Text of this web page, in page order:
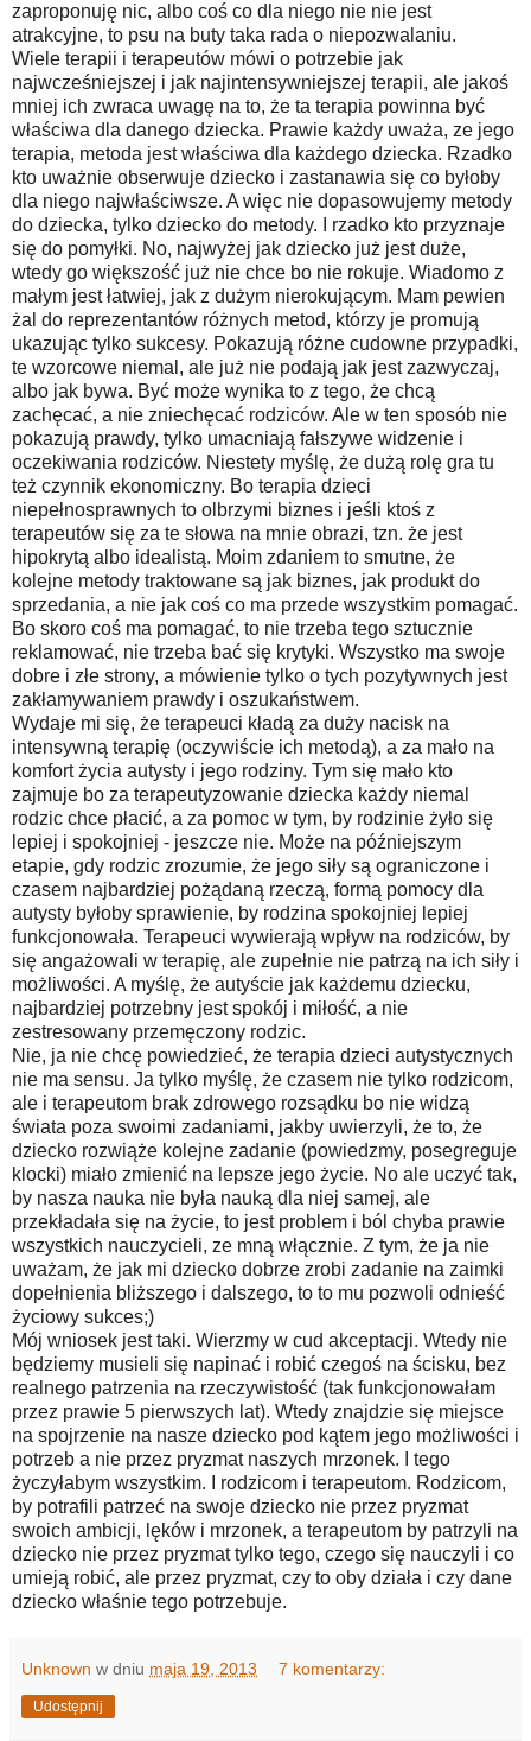
zaproponuję nic, albo coś co dla niego nie nie jest
atrakcyjne, to psu na buty taka rada o niepozwalaniu.
Wiele terapii i terapeutów mówi o potrzebie jak
najwcześniejszej i jak najintensywniejszej terapii, ale jakoś
mniej ich zwraca uwagę na to, że ta terapia powinna być
właściwa dla danego dziecka. Prawie każdy uważa, ze jego
terapia, metoda jest właściwa dla każdego dziecka. Rzadko
kto uważnie obserwuje dziecko i zastanawia się co byłoby
dla niego najwłaściwsze. A więc nie dopasowujemy metody
do dziecka, tylko dziecko do metody. I rzadko kto przyznaje
się do pomyłki. No, najwyżej jak dziecko już jest duże,
wtedy go większość już nie chce bo nie rokuje. Wiadomo z
małym jest łatwiej, jak z dużym nierokującym. Mam pewien
żal do reprezentantów różnych metod, którzy je promują
ukazując tylko sukcesy. Pokazują różne cudowne przypadki,
te wzorcowe niemal, ale już nie podają jak jest zazwyczaj,
albo jak bywa. Być może wynika to z tego, że chcą
zachęcać, a nie zniechęcać rodziców. Ale w ten sposób nie
pokazują prawdy, tylko umacniają fałszywe widzenie i
oczekiwania rodziców. Niestety myślę, że dużą rolę gra tu
też czynnik ekonomiczny. Bo terapia dzieci
niepełnosprawnych to olbrzymi biznes i jeśli ktoś z
terapeutów się za te słowa na mnie obrazi, tzn. że jest
hipokrytą albo idealistą. Moim zdaniem to smutne, że
kolejne metody traktowane są jak biznes, jak produkt do
sprzedania, a nie jak coś co ma przede wszystkim pomagać.
Bo skoro coś ma pomagać, to nie trzeba tego sztucznie
reklamować, nie trzeba bać się krytyki. Wszystko ma swoje
dobre i złe strony, a mówienie tylko o tych pozytywnych jest
zakłamywaniem prawdy i oszukaństwem.
Wydaje mi się, że terapeuci kładą za duży nacisk na
intensywną terapię (oczywiście ich metodą), a za mało na
komfort życia autysty i jego rodziny. Tym się mało kto
zajmuje bo za terapeutyzowanie dziecka każdy niemal
rodzic chce płacić, a za pomoc w tym, by rodzinie żyło się
lepiej i spokojniej - jeszcze nie. Może na późniejszym
etapie, gdy rodzic zrozumie, że jego siły są ograniczone i
czasem najbardziej pożądaną rzeczą, formą pomocy dla
autysty byłoby sprawienie, by rodzina spokojniej lepiej
funkcjonowała. Terapeuci wywierają wpływ na rodziców, by
się angażowali w terapię, ale zupełnie nie patrzą na ich siły i
możliwości. A myślę, że autyście jak każdemu dziecku,
najbardziej potrzebny jest spokój i miłość, a nie
zestresowany przemęczony rodzic.
Nie, ja nie chcę powiedzieć, że terapia dzieci autystycznych
nie ma sensu. Ja tylko myślę, że czasem nie tylko rodzicom,
ale i terapeutom brak zdrowego rozsądku bo nie widzą
świata poza swoimi zadaniami, jakby uwierzyli, że to, że
dziecko rozwiąże kolejne zadanie (powiedzmy, posegreguje
klocki) miało zmienić na lepsze jego życie. No ale uczyć tak,
by nasza nauka nie była nauką dla niej samej, ale
przekładała się na życie, to jest problem i ból chyba prawie
wszystkich nauczycieli, ze mną włącznie. Z tym, że ja nie
uważam, że jak mi dziecko dobrze zrobi zadanie na zaimki
dopełnienia bliższego i dalszego, to to mu pozwoli odnieść
życiowy sukces;)
Mój wniosek jest taki. Wierzmy w cud akceptacji. Wtedy nie
będziemy musieli się napinać i robić czegoś na ścisku, bez
realnego patrzenia na rzeczywistość (tak funkcjonowałam
przez prawie 5 pierwszych lat). Wtedy znajdzie się miejsce
na spojrzenie na nasze dziecko pod kątem jego możliwości i
potrzeb a nie przez pryzmat naszych mrzonek. I tego
życzyłabym wszystkim. I rodzicom i terapeutom. Rodzicom,
by potrafili patrzeć na swoje dziecko nie przez pryzmat
swoich ambicji, lęków i mrzonek, a terapeutom by patrzyli na
dziecko nie przez pryzmat tylko tego, czego się nauczyli i co
umieją robić, ale przez pryzmat, czy to oby działa i czy dane
dziecko właśnie tego potrzebuje.
Unknown w dniu maja 19, 2013 7 komentarzy:
Udostępnij